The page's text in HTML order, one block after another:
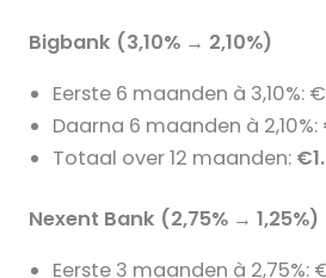
Bigbank (3,10% → 2,10%)
Eerste 6 maanden à 3,10%:
Daarna 6 maanden à
Totaal over 12 maanden:
Nexent Bank (2,75% → 1,25%)
Eerste 3 maanden à 2,75%: